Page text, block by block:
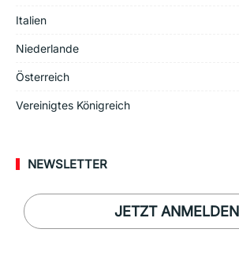
Italien
Niederlande
Österreich
Vereinigtes Königreich
NEWSLETTER
JETZT ANMELDEN